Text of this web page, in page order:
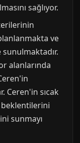
sağlıyor.
ve
alanlarında
Ceren'in sıcak
beklentilerini
sunmayı